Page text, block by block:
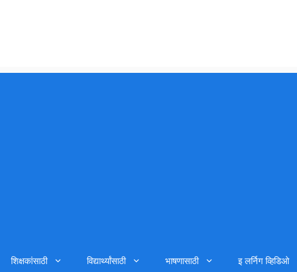
शिक्षकांसाठी विद्यार्थ्यांसाठी भाषणासाठी इ लर्निग व्हिडिओ